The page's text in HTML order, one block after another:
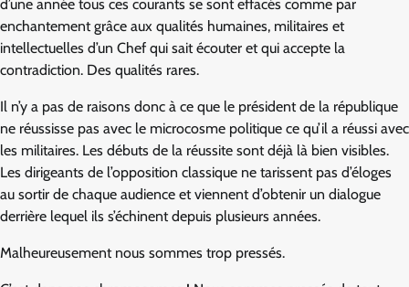
d’une année tous ces courants se sont effacés comme par
enchantement grâce aux qualités humaines, militaires et
intellectuelles d’un Chef qui sait écouter et qui accepte la
contradiction. Des qualités rares.
Il n’y a pas de raisons donc à ce que le président de la république
ne réussisse pas avec le microcosme politique ce qu’il a réussi avec
les militaires. Les débuts de la réussite sont déjà là bien visibles.
Les dirigeants de l’opposition classique ne tarissent pas d’éloges
au sortir de chaque audience et viennent d’obtenir un dialogue
derrière lequel ils s’échinent depuis plusieurs années.
Malheureusement nous sommes trop pressés.